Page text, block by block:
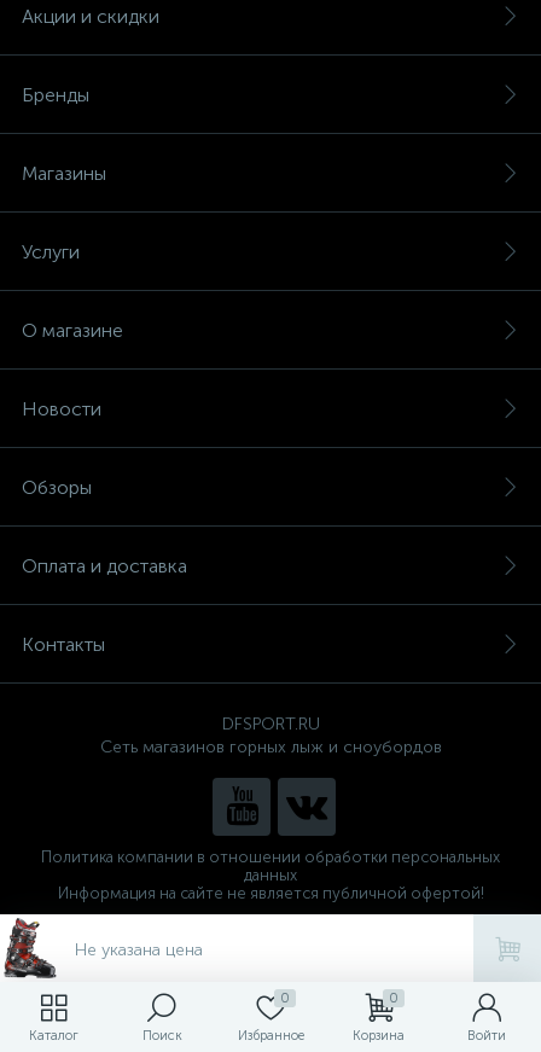
Каталог Поиск
0
Избранное
0
Корзина Войти
Не указана цена
Акции и скидки
Бренды
Магазины
Услуги
О магазине
Новости
Обзоры
Оплата и доставка
Контакты
DFSPORT.RU
Сеть магазинов горных лыж и сноубордов
Политика компании в отношении обработки персональных
данных
Информация на сайте не является публичной офертой!